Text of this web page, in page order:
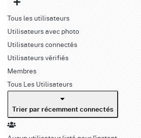
Tous les utilisateurs
Utilisateurs avec photo
Utilisateurs connectés
Utilisateurs vérifiés
Membres
Tous Les Utilisateurs
Trier par récemment connectés